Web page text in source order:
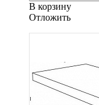
В корзину
Oтложить